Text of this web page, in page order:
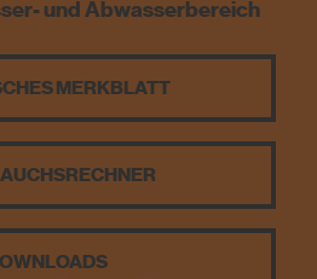
und Abwasserbereich
MERKBLATT